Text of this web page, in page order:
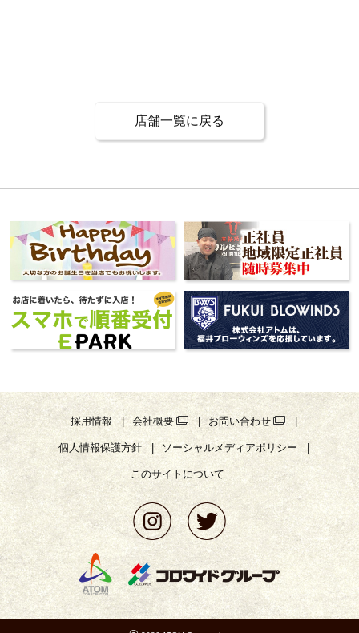
店舗一覧に戻る
採用情報 会社概要 お問い合わせ
個人情報保護方針 ソーシャルメディアポリシー
このサイトについて